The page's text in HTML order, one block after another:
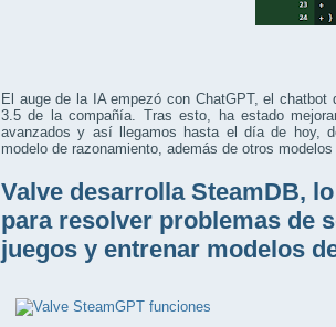
El auge de la IA empezó con ChatGPT, el
3.5 de la compañía. Tras esto, ha estado
avanzados y así llegamos hasta el día de hoy,
modelo de razonamiento, además de otros
Valve desarrolla SteamDB,
para resolver problemas de
juegos y entrenar modelos